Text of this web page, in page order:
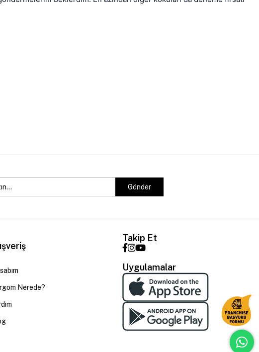
Gönder
Nerede?
Takip Et
Uygulamalar